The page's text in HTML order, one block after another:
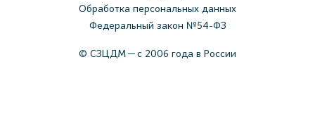
Обработка персональных данных
Федеральный закон №54-ФЗ
© СЗЦДМ — с 2006 года в России